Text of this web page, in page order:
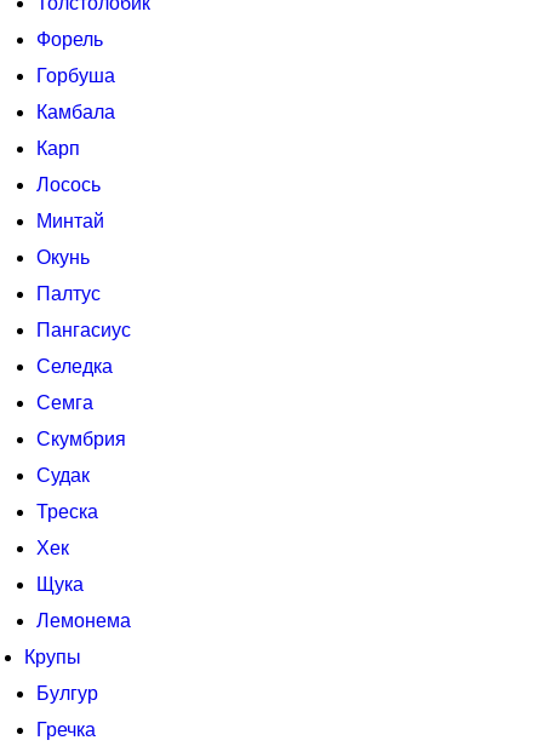
Форель
Горбуша
Камбала
Карп
Лосось
Минтай
Окунь
Палтус
Пангасиус
Селедка
Семга
Скумбрия
Судак
Треска
Хек
Щука
Лемонема
Крупы
Булгур
Гречка